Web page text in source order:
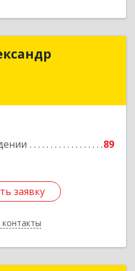
89
заявку
Александр
Подробнее
заявку